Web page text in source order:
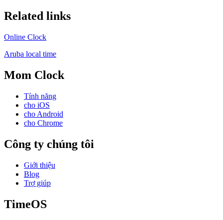
Related links
Online Clock
Aruba local time
Mom Clock
Tính năng
cho iOS
cho Android
cho Chrome
Công ty chúng tôi
Giới thiệu
Blog
Trợ giúp
TimeOS